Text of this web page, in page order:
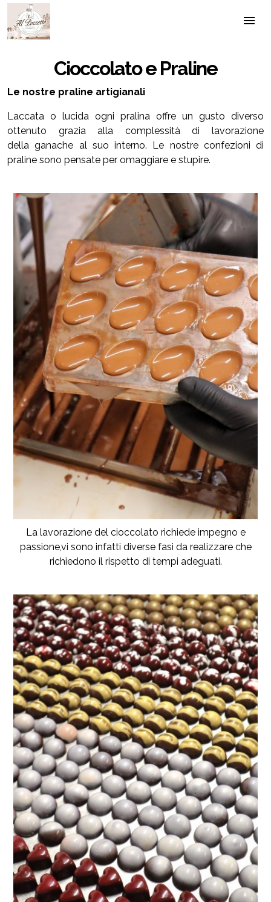
menu
Cioccolato e Praline
Le nostre praline artigianali
Laccata o lucida ogni pralina offre un gusto diverso
ottenuto grazia alla complessità di lavorazione
della ganache al suo interno. Le nostre confezioni di
praline sono pensate per omaggiare e stupire.
La lavorazione del cioccolato richiede impegno e
passione,vi sono infatti diverse fasi da realizzare che
richiedono il rispetto di tempi adeguati.